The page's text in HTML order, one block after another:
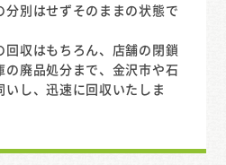
分別はせずそのままの状態で
回収はもちろん、店舗の閉鎖
廃品処分まで、金沢市や石
し、迅速に回収いたしま